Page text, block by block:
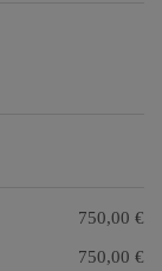
750,00 €
750,00 €